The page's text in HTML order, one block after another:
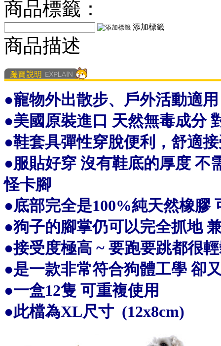
商品標籤：
添加標籤
商品描述
●寵物外出散步、戶外活動適
●美國原裝進口 天然無毒成分
●鞋套具彈性穿脫便利，舒適
●服貼好穿 沒有鞋底的厚度 不
怪卡腳
●底部完全是100%純天然橡膠
●狗子的腳掌仍可以完全抓地
●接受度極高 ~ 要跑要跳都很
●是一款非常符合狗體工學 卻
●一盒12隻 可重複使用
●此檔為XL尺寸 (12x8cm)